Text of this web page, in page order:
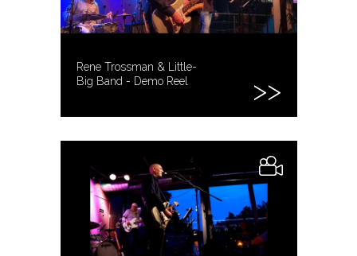
Rene Trossman & Little-
Big Band - Demo Reel